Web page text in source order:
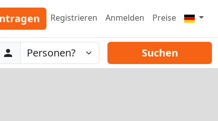
Registrieren Anmelden Preise
Abreise
Personen Suchen